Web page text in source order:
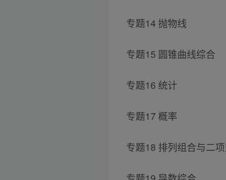
专题14 抛物线
专题15 圆锥曲线综合
专题16 统计
专题17 概率
专题18 排列组合与二